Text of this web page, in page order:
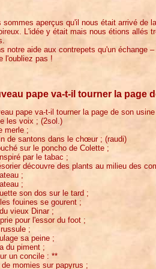
sommes aperçus qu'il nous était arrivé de
L'idée y était mais nous étions allés
notre aide aux contrepets qu'un échange
l'oubliez pas !
pape va-t-il tourner la page
pape va-t-il tourner la page de son
les voix ; (2sol.)
merle ;
de santons dans le chœur ; (raudi)
sur le poncho de Colette ;
par le tabac ;
découvre des plants au milieu des
;
;
son dos sur le tard ;
fouines se gourent ;
vieux Dinar ;
pour l'essor du foot ;
;
sa peine ;
du piment ;
un concile : **
momies sur papyrus ;